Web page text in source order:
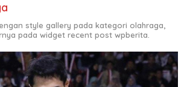
style gallery pada kategori olahraga,
pada widget recent post wpberita.